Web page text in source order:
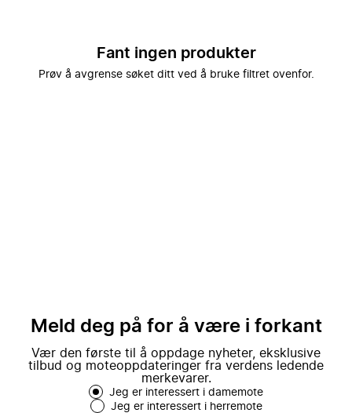
Fant ingen produkter
Prøv å avgrense søket ditt ved å bruke filtret ovenfor.
Meld deg på for å være i forkant
Vær den første til å oppdage nyheter, eksklusive
tilbud og moteoppdateringer fra verdens ledende
merkevarer.
Jeg er interessert i damemote
Jeg er interessert i herremote